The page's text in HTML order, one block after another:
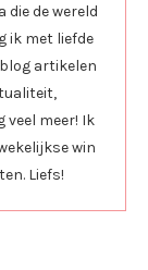
die de wereld
ik met liefde
artikelen
meer! Ik
win
Liefs!